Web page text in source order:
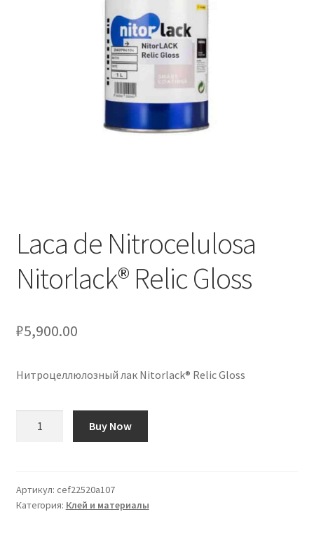
Оформление заказа
Подтверждение заказа
Laca de Nitrocelulosa
Nitorlack® Relic Gloss
₽5,900.00
Нитроцеллюлозный лак Nitorlack® Relic Gloss
Nitrocelulosa
Nitorlack®
Buy Now
Артикул: cef22520a107
Категория: Клей и материалы